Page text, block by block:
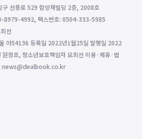
선릉로 529 함양재빌딩 2층, 2008호
8979-4992, 팩스번호: 0504-333-5985
선
아54136 등록일 2022년1월25일 발행일 2022
정호, 청소년보호책임자 모희선 이용·제휴·법
: news@dealbook.co.kr